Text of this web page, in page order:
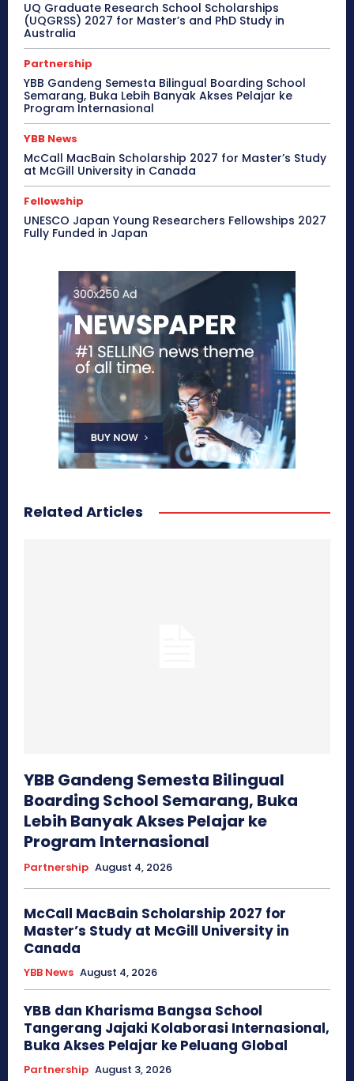
UQ Graduate Research School Scholarships
(UQGRSS) 2027 for Master’s and PhD Study in
Australia
Partnership
YBB Gandeng Semesta Bilingual Boarding School
Semarang, Buka Lebih Banyak Akses Pelajar ke
Program Internasional
YBB News
McCall MacBain Scholarship 2027 for Master’s Study
at McGill University in Canada
Fellowship
UNESCO Japan Young Researchers Fellowships 2027
Fully Funded in Japan
Related Articles
YBB Gandeng Semesta Bilingual
Boarding School Semarang, Buka
Lebih Banyak Akses Pelajar ke
Program Internasional
Partnership August 4, 2026
McCall MacBain Scholarship 2027 for
Master’s Study at McGill University in
Canada
YBB News August 4, 2026
YBB dan Kharisma Bangsa School
Tangerang Jajaki Kolaborasi Internasional,
Buka Akses Pelajar ke Peluang Global
Partnership August 3, 2026